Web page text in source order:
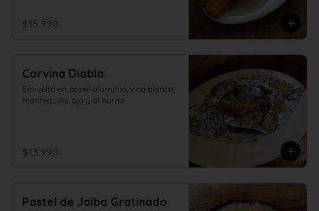
$15.990
Corvina Diabla
Envuelta en papel aluminio, vino blanco,
mantequilla, ajo y al horno
$13.990
Pastel de Jaiba Gratinado